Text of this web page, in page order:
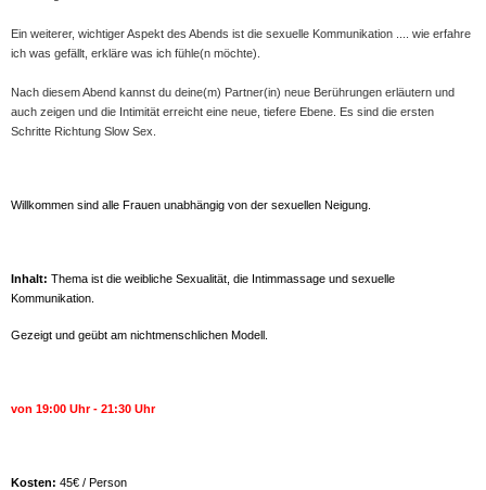
Ein weiterer, wichtiger Aspekt des Abends ist die sexuelle Kommunikation .... wie erfahre
ich was gefällt, erkläre was ich fühle(n möchte).
Nach diesem Abend kannst du deine(m) Partner(in) neue Berührungen erläutern und
auch zeigen und die Intimität erreicht eine neue, tiefere Ebene. Es sind die ersten
Schritte Richtung Slow Sex.
Willkommen sind alle Frauen unabhängig von der sexuellen Neigung.
Inhalt: Thema ist die weibliche Sexualität, die Intimmassage und sexuelle
Kommunikation.
Gezeigt und geübt am nichtmenschlichen Modell.
von 19:00 Uhr - 21:30 Uhr
Kosten: 45€ / Person